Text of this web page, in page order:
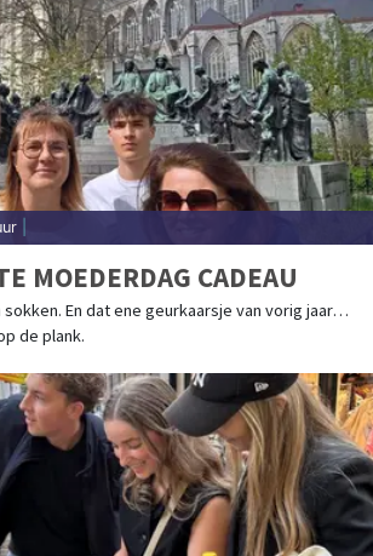
MOEDERDAG CADEAU
En dat ene geurkaarsje van vorig jaar…
de plank.